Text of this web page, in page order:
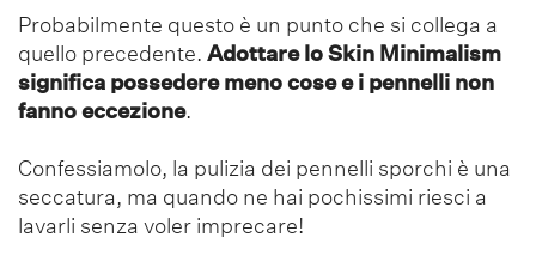
Probabilmente questo è un punto che si collega a
quello precedente. Adottare lo Skin Minimalism
significa possedere meno cose e i pennelli non
fanno eccezione.
Confessiamolo, la pulizia dei pennelli sporchi è una
seccatura, ma quando ne hai pochissimi riesci a
lavarli senza voler imprecare!